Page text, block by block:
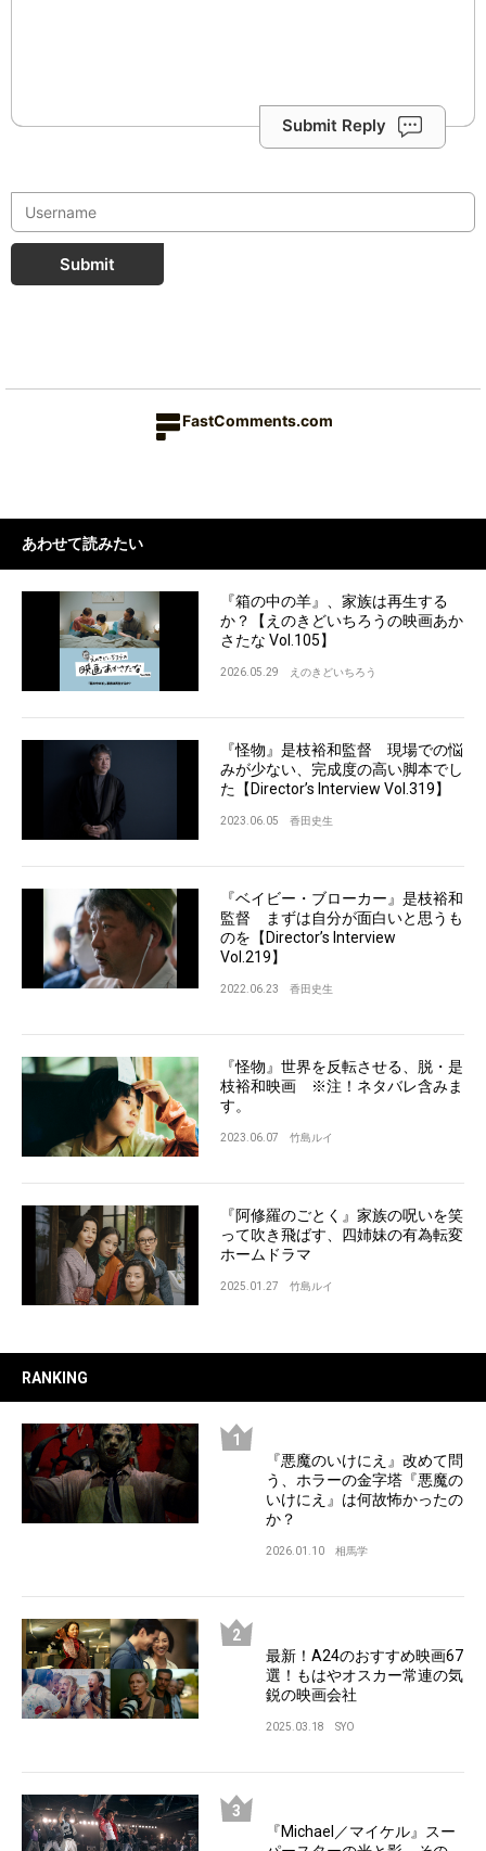
Submit Reply
Submit
FastComments.com
あわせて読みたい
『箱の中の羊』、家族は再生する
か？【えのきどいちろうの映画あか
さたな Vol.105】
2026.05.29 えのきどいちろう
『怪物』是枝裕和監督 現場での悩
みが少ない、完成度の高い脚本でし
た【Director’s Interview Vol.319】
2023.06.05 香田史生
『ベイビー・ブローカー』是枝裕和
監督 まずは自分が面白いと思うも
のを【Director’s Interview
Vol.219】
2022.06.23 香田史生
『怪物』世界を反転させる、脱・是
枝裕和映画 ※注！ネタバレ含みま
す。
2023.06.07 竹島ルイ
『阿修羅のごとく』家族の呪いを笑
って吹き飛ばす、四姉妹の有為転変
ホームドラマ
2025.01.27 竹島ルイ
RANKING
『悪魔のいけにえ』改めて問
う、ホラーの金字塔『悪魔の
いけにえ』は何故怖かったの
か？
2026.01.10 相馬学
最新！A24のおすすめ映画67
選！もはやオスカー常連の気
鋭の映画会社
2025.03.18 SYO
『Michael／マイケル』スー